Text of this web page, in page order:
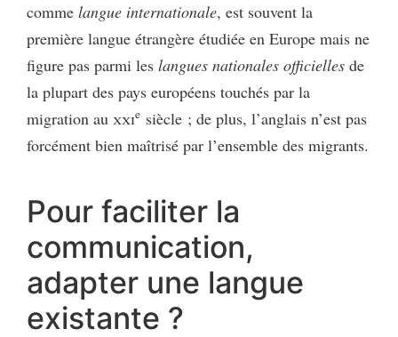
comme langue internationale, est souvent la
première langue étrangère étudiée en Europe mais ne
figure pas parmi les langues nationales officielles de
la plupart des pays européens touchés par la
migration au xxie siècle ; de plus, l’anglais n’est pas
forcément bien maîtrisé par l’ensemble des migrants.
Pour faciliter la
communication,
adapter une langue
existante ?